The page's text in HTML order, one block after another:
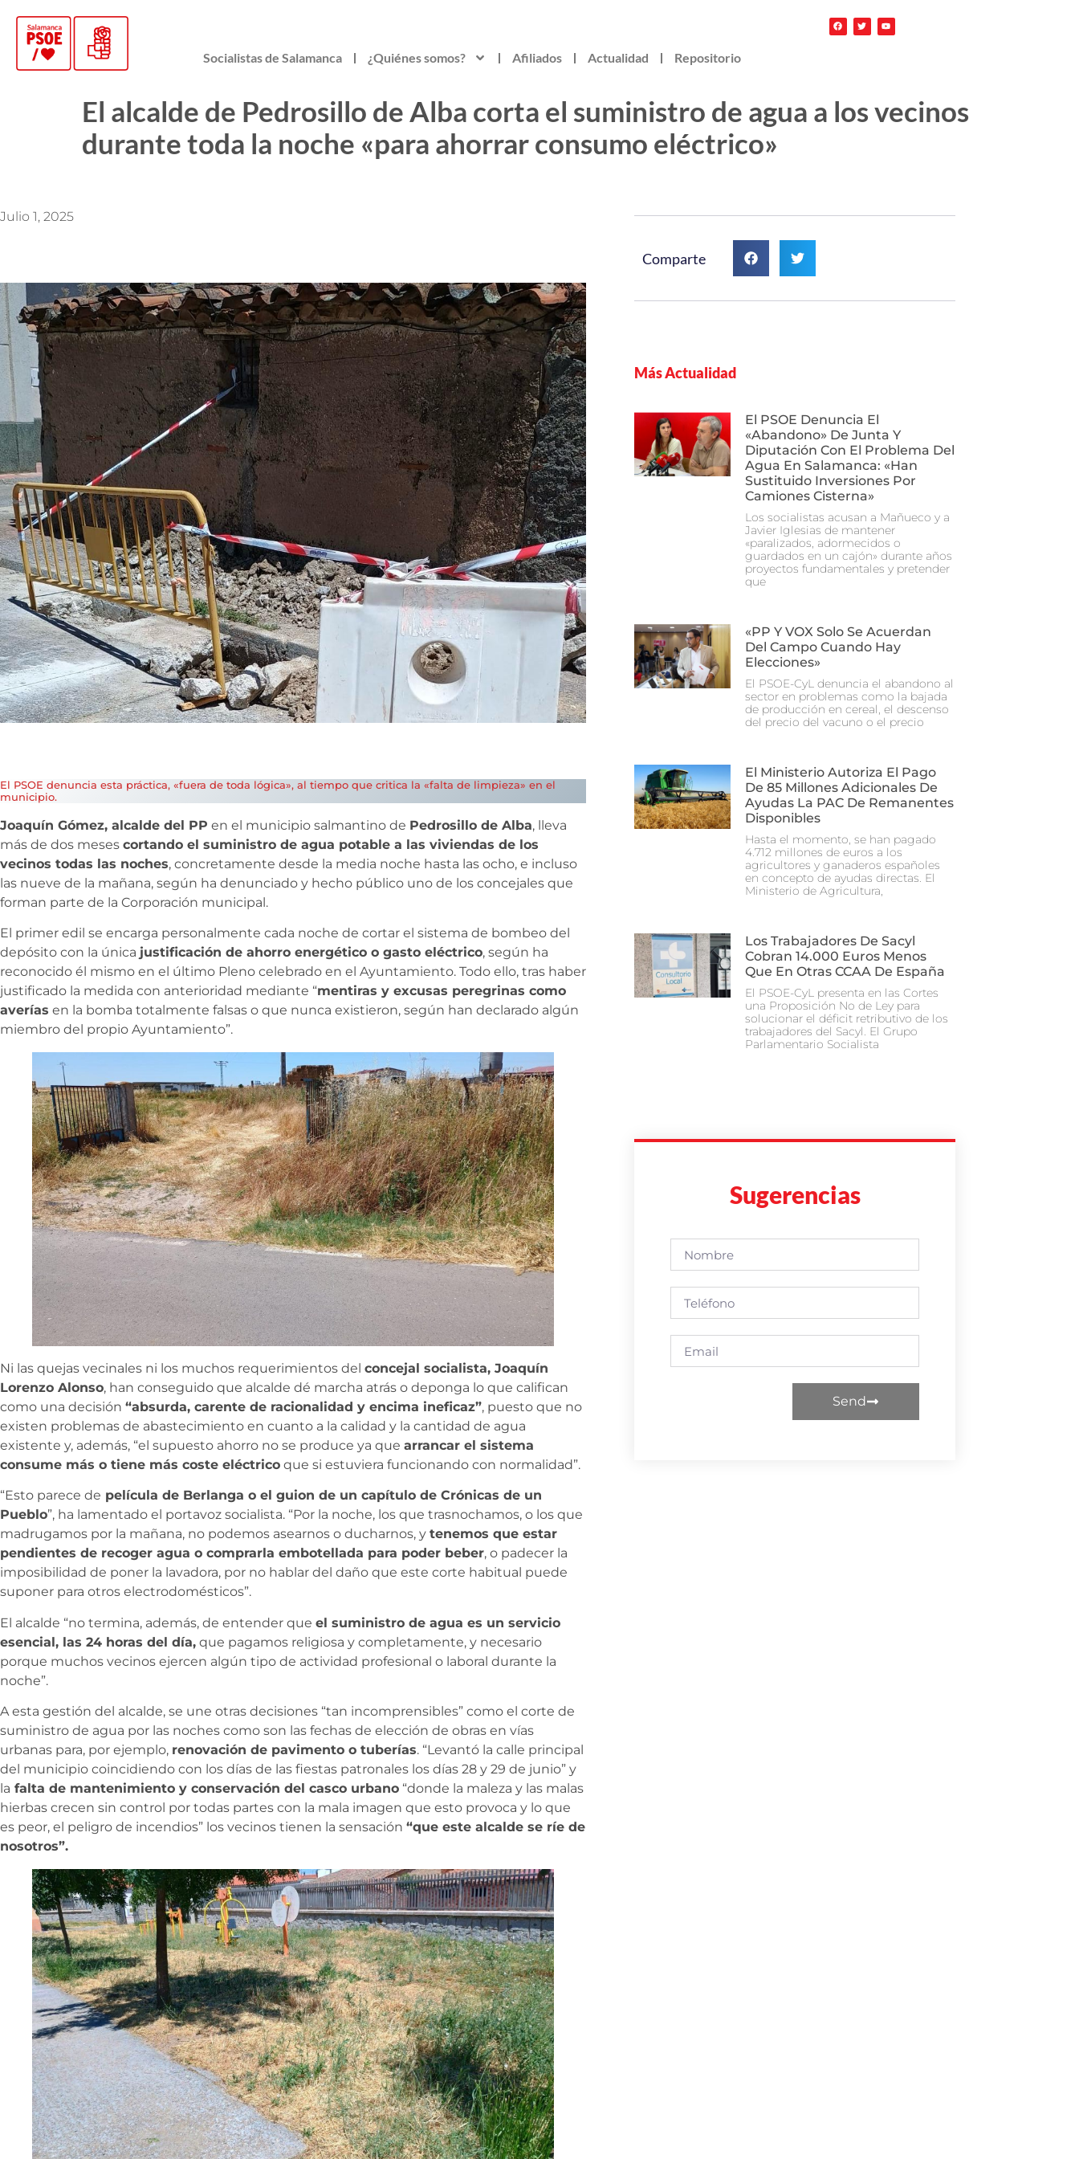
Socialistas de Salamanca ¿Quiénes somos? Afiliados Actualidad Repositorio
El alcalde de Pedrosillo de Alba corta el suministro de agua a los vecinos
durante toda la noche «para ahorrar consumo eléctrico»
Julio 1, 2025
El PSOE denuncia esta práctica, «fuera de toda lógica», al tiempo que critica la «falta de limpieza» en el
municipio.
Joaquín Gómez, alcalde del PP en el municipio salmantino de Pedrosillo de Alba, lleva
más de dos meses cortando el suministro de agua potable a las viviendas de los
vecinos todas las noches, concretamente desde la media noche hasta las ocho, e incluso
las nueve de la mañana, según ha denunciado y hecho público uno de los concejales que
forman parte de la Corporación municipal.
El primer edil se encarga personalmente cada noche de cortar el sistema de bombeo del
depósito con la única justificación de ahorro energético o gasto eléctrico, según ha
reconocido él mismo en el último Pleno celebrado en el Ayuntamiento. Todo ello, tras haber
justificado la medida con anterioridad mediante “mentiras y excusas peregrinas como
averías en la bomba totalmente falsas o que nunca existieron, según han declarado algún
miembro del propio Ayuntamiento”.
Ni las quejas vecinales ni los muchos requerimientos del concejal socialista, Joaquín
Lorenzo Alonso, han conseguido que alcalde dé marcha atrás o deponga lo que califican
como una decisión “absurda, carente de racionalidad y encima ineficaz”, puesto que no
existen problemas de abastecimiento en cuanto a la calidad y la cantidad de agua
existente y, además, “el supuesto ahorro no se produce ya que arrancar el sistema
consume más o tiene más coste eléctrico que si estuviera funcionando con normalidad”.
“Esto parece de película de Berlanga o el guion de un capítulo de Crónicas de un
Pueblo”, ha lamentado el portavoz socialista. “Por la noche, los que trasnochamos, o los que
madrugamos por la mañana, no podemos asearnos o ducharnos, y tenemos que estar
pendientes de recoger agua o comprarla embotellada para poder beber, o padecer la
imposibilidad de poner la lavadora, por no hablar del daño que este corte habitual puede
suponer para otros electrodomésticos”.
El alcalde “no termina, además, de entender que el suministro de agua es un servicio
esencial, las 24 horas del día, que pagamos religiosa y completamente, y necesario
porque muchos vecinos ejercen algún tipo de actividad profesional o laboral durante la
noche”.
A esta gestión del alcalde, se une otras decisiones “tan incomprensibles” como el corte de
suministro de agua por las noches como son las fechas de elección de obras en vías
urbanas para, por ejemplo, renovación de pavimento o tuberías. “Levantó la calle principal
del municipio coincidiendo con los días de las fiestas patronales los días 28 y 29 de junio” y
la falta de mantenimiento y conservación del casco urbano “donde la maleza y las malas
hierbas crecen sin control por todas partes con la mala imagen que esto provoca y lo que
es peor, el peligro de incendios” los vecinos tienen la sensación “que este alcalde se ríe de
nosotros”.
Comparte
Más Actualidad
El PSOE Denuncia El
«abandono» De Junta Y
Diputación Con El Problema Del
Agua En Salamanca: «Han
Sustituido Inversiones Por
Camiones Cisterna»
Los socialistas acusan a Mañueco y a
Javier Iglesias de mantener
«paralizados, adormecidos o
guardados en un cajón» durante años
proyectos fundamentales y pretender
que
«PP Y VOX Solo Se Acuerdan
Del Campo Cuando Hay
Elecciones»
El PSOE-CyL denuncia el abandono al
sector en problemas como la bajada
de producción en cereal, el descenso
del precio del vacuno o el precio
El Ministerio Autoriza El Pago
De 85 Millones Adicionales De
Ayudas La PAC De Remanentes
Disponibles
Hasta el momento, se han pagado
4.712 millones de euros a los
agricultores y ganaderos españoles
en concepto de ayudas directas. El
Ministerio de Agricultura,
Los Trabajadores De Sacyl
Cobran 14.000 Euros Menos
Que En Otras CCAA De España
El PSOE-CyL presenta en las Cortes
una Proposición No de Ley para
solucionar el déficit retributivo de los
trabajadores del Sacyl. El Grupo
Parlamentario Socialista
Sugerencias
Send